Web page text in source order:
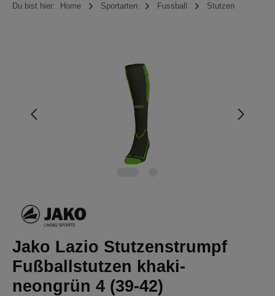
Du bist hier: Home Sportarten Fussball Stutzen
Jako Lazio Stutzenstrumpf
Fußballstutzen khaki-
neongrün 4 (39-42)